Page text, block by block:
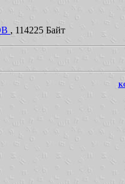
, 114225 Байт